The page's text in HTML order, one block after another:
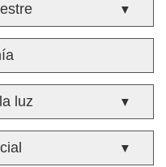
▼
luz ▼
▼